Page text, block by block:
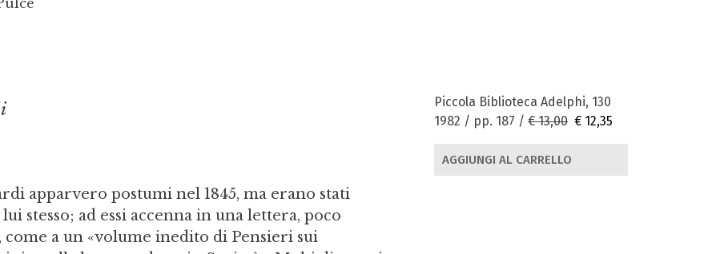
apparvero postumi nel 1845, ma erano stati
stesso; ad essi accenna in una lettera, poco
a un «volume inedito di Pensieri sui
Piccola Biblioteca Adelphi, 130
1982 / pp. 187 / € 13,00 € 12,35
AGGIUNGI AL CARRELLO